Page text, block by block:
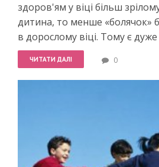
здоров'ям у віці більш
дитина, то менше «болячок»
в дорослому віці. Тому є дуже
ЧИТАТИ ДАЛІ 0